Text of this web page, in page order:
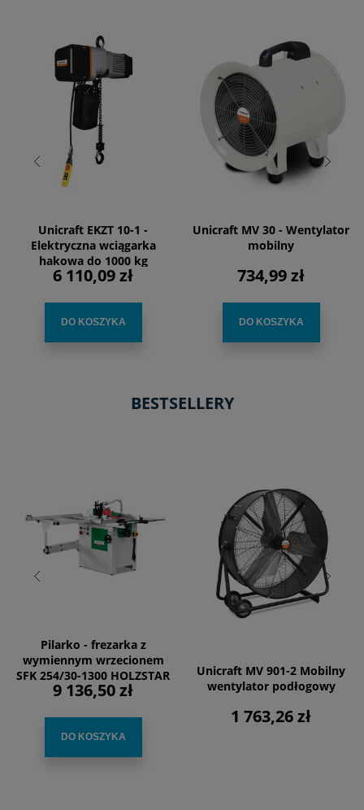
Unicraft EKZT 10-1 -
Elektryczna wciągarka
hakowa do 1000 kg
6 110,09 zł
DO KOSZYKA
Unicraft MV 30 - Wentylator
mobilny
734,99 zł
DO KOSZYKA
BESTSELLERY
Pilarko - frezarka z
wymiennym wrzecionem
SFK 254/30-1300 HOLZSTAR
9 136,50 zł
DO KOSZYKA
Unicraft MV 901-2 Mobilny
wentylator podłogowy
1 763,26 zł